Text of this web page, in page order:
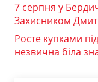
7 серпня у
Захисником
Росте купками
незвична біла